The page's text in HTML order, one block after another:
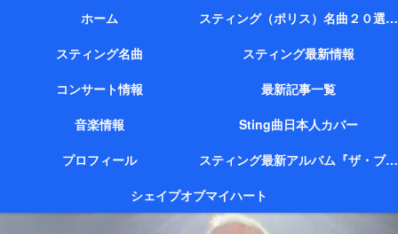
ホーム
スティング（ポリス）名曲２０選（代表作）
スティング名曲
スティング最新情報
コンサート情報
最新記事一覧
音楽情報
Sting曲日本人カバー
プロフィール
スティング最新アルバム『ザ・ブリッジ』
シェイプオブマイハート